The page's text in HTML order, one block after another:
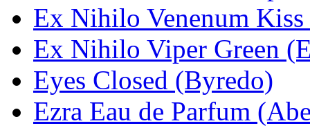
Ex Nihilo Venenum
Ex Nihilo Viper Green
Eyes Closed (Byredo)
Ezra Eau de Parfum